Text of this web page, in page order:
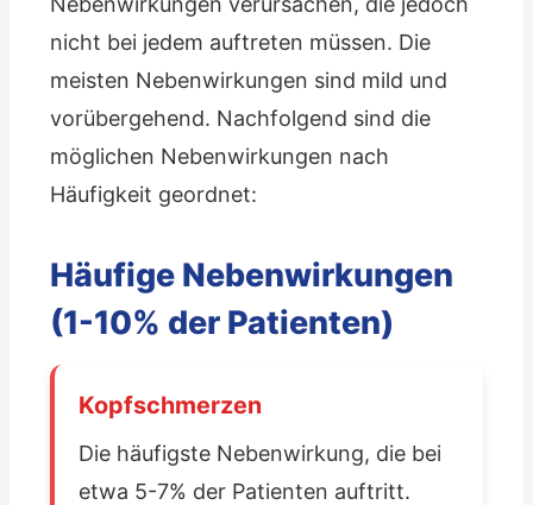
nicht bei jedem auftreten müssen. Die
meisten Nebenwirkungen sind mild und
vorübergehend. Nachfolgend sind die
möglichen Nebenwirkungen nach
Häufigkeit geordnet:
Häufige Nebenwirkungen
(1-10% der Patienten)
Kopfschmerzen
Die häufigste Nebenwirkung, die bei
etwa 5-7% der Patienten auftritt.